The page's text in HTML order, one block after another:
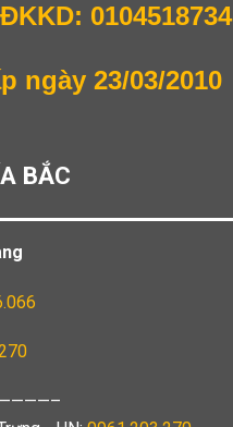
0104518734
ngày 23/03/2010
BẮC